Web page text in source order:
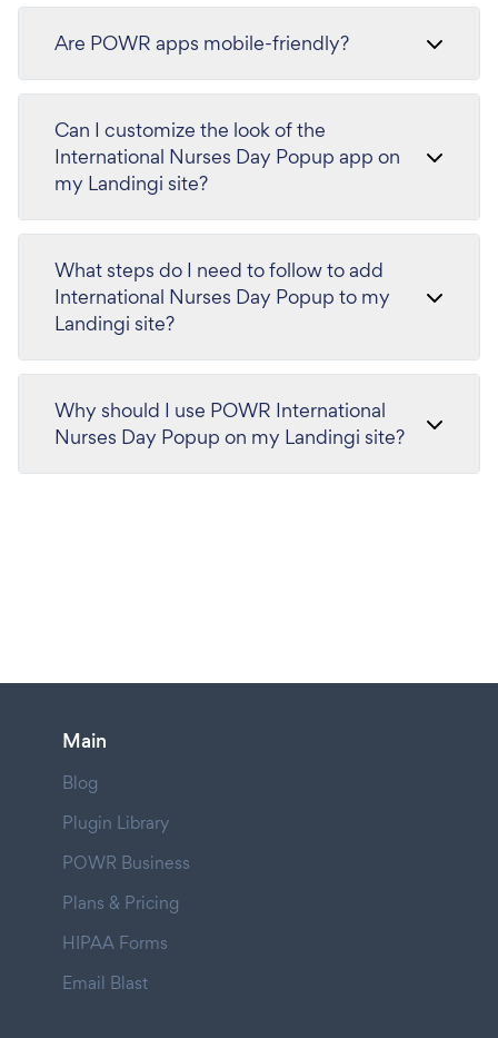
Are POWR apps mobile-friendly?
Can I customize the look of the
International Nurses Day Popup app on
my Landingi site?
What steps do I need to follow to add
International Nurses Day Popup to my
Landingi site?
Why should I use POWR International
Nurses Day Popup on my Landingi site?
Main
Blog
Plugin Library
POWR Business
Plans & Pricing
HIPAA Forms
Email Blast